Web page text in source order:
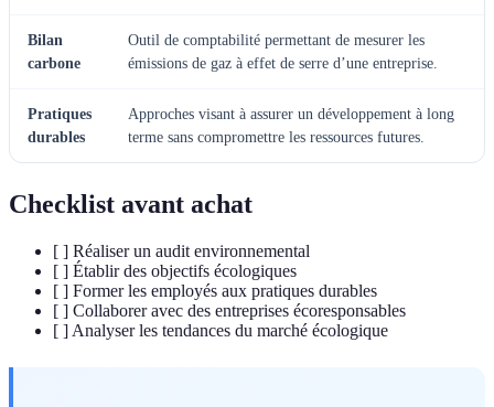
Bilan
carbone
Outil de comptabilité permettant de mesurer les
émissions de gaz à effet de serre d’une entreprise.
Pratiques
durables
Approches visant à assurer un développement à long
terme sans compromettre les ressources futures.
Checklist avant achat
[ ] Réaliser un audit environnemental
[ ] Établir des objectifs écologiques
[ ] Former les employés aux pratiques durables
[ ] Collaborer avec des entreprises écoresponsables
[ ] Analyser les tendances du marché écologique